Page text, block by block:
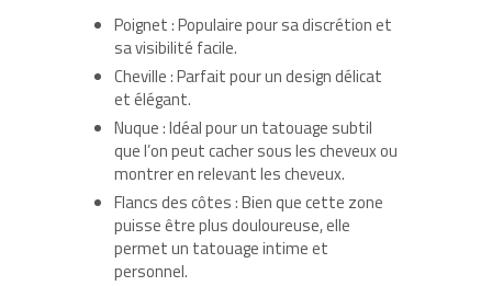
Poignet: Populaire pour sa discrétion et
sa visibilité facile.
Cheville: Parfait pour un design délicat
et élégant.
Nuque: Idéal pour un tatouage subtil
que l’on peut cacher sous les cheveux ou
montrer en relevant les cheveux.
Flancs des côtes: Bien que cette zone
puisse être plus douloureuse, elle
permet un tatouage intime et
personnel.